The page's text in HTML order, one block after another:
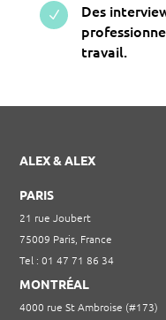
N
Des
travail.
ALEX & ALEX
PARIS
21 rue Joubert
75009 Paris, France
Tel : 01 47 71 86 34
MONTRÉAL
4000 rue St Ambroise (#173)